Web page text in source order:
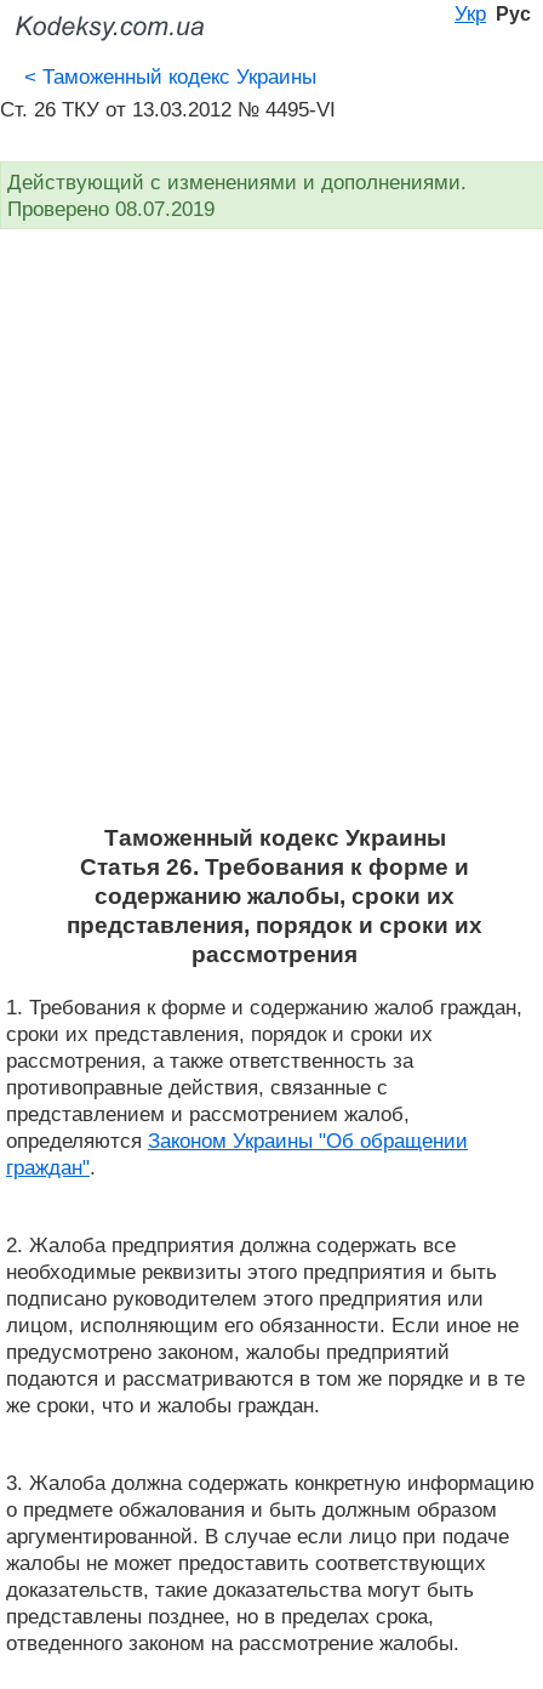
Укр Рус
< Таможенный кодекс Украины
Ст. 26 ТКУ от 13.03.2012 № 4495-VI
Действующий с изменениями и дополнениями.
Проверено 08.07.2019
Таможенный кодекс Украины
Статья 26. Требования к форме и
содержанию жалобы, сроки их
представления, порядок и сроки их
рассмотрения
1. Требования к форме и содержанию жалоб граждан,
сроки их представления, порядок и сроки их
рассмотрения, а также ответственность за
противоправные действия, связанные с
представлением и рассмотрением жалоб,
определяются Законом Украины "Об обращении
граждан".
2. Жалоба предприятия должна содержать все
необходимые реквизиты этого предприятия и быть
подписано руководителем этого предприятия или
лицом, исполняющим его обязанности. Если иное не
предусмотрено законом, жалобы предприятий
подаются и рассматриваются в том же порядке и в те
же сроки, что и жалобы граждан.
3. Жалоба должна содержать конкретную информацию
о предмете обжалования и быть должным образом
аргументированной. В случае если лицо при подаче
жалобы не может предоставить соответствующих
доказательств, такие доказательства могут быть
представлены позднее, но в пределах срока,
отведенного законом на рассмотрение жалобы.